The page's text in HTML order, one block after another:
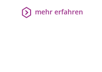
mehr erfahren